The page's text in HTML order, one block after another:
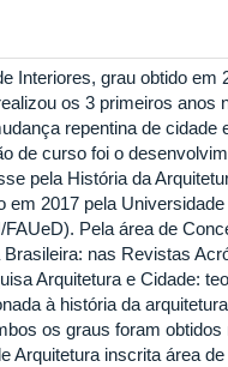
Interiores, grau obtido em
os 3 primeiros anos
repentina de cidade
de curso foi o
pela História da
2017 pela
Pela área de
nas Revistas
Arquitetura e Cidade:
à história da
os graus foram
Arquitetura inscrita área